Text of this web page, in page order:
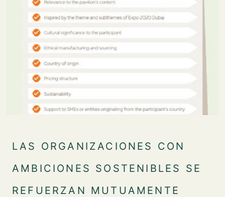
LAS ORGANIZACIONES CON
AMBICIONES SOSTENIBLES SE
REFUERZAN MUTUAMENTE